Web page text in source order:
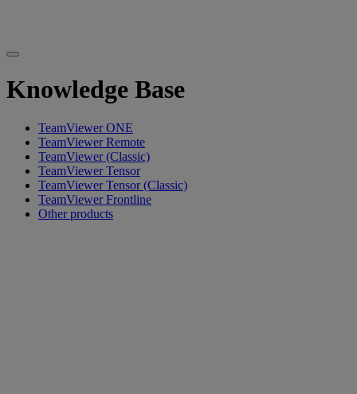
Knowledge Base
TeamViewer ONE
TeamViewer Remote
TeamViewer (Classic)
TeamViewer Tensor
TeamViewer Tensor (Classic)
TeamViewer Frontline
Other products